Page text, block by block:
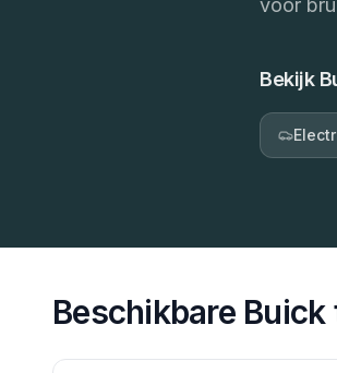
voor
Bekijk
Beschikbare Buick